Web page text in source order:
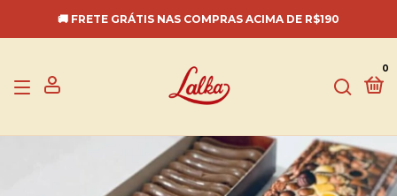
🚚 FRETE GRÁTIS NAS COMPRAS ACIMA DE R$190
0